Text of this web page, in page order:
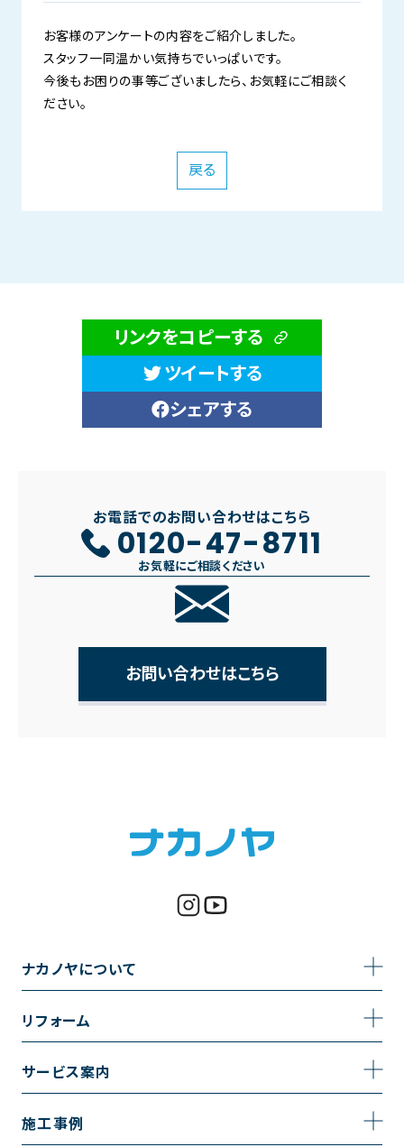
お客様のアンケートの内容をご紹介しました。
スタッフ一同温かい気持ちでいっぱいです。
今後もお困りの事等ございましたら、お気軽にご相談く
ださい。
戻る
リンクをコピーする
ツイートする
シェアする
お電話でのお問い合わせはこちら
0120-47-8711
お気軽にご相談ください
お問い合わせはこちら
ナカノヤについて
採用情報
リフォーム
トイレのリフォーム
サービス案内
サービスの流れ
施工事例